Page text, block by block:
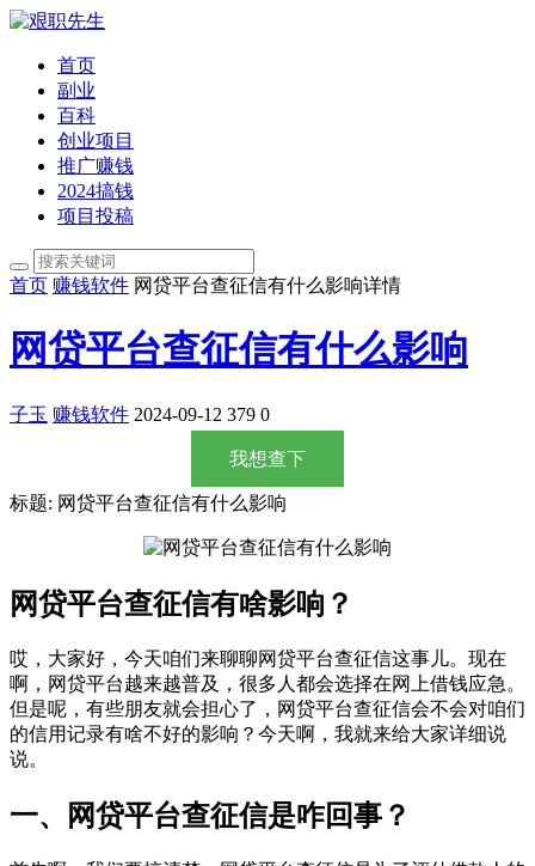
首页
副业
百科
创业项目
推广赚钱
2024搞钱
项目投稿
首页 赚钱软件 网贷平台查征信有什么影响详情
网贷平台查征信有什么影响
子玉 赚钱软件 2024-09-12 379 0
我想查下
标题: 网贷平台查征信有什么影响
网贷平台查征信有啥影响？
哎，大家好，今天咱们来聊聊网贷平台查征信这事儿。现在
啊，网贷平台越来越普及，很多人都会选择在网上借钱应急。
但是呢，有些朋友就会担心了，网贷平台查征信会不会对咱们
的信用记录有啥不好的影响？今天啊，我就来给大家详细说
说。
一、网贷平台查征信是咋回事？